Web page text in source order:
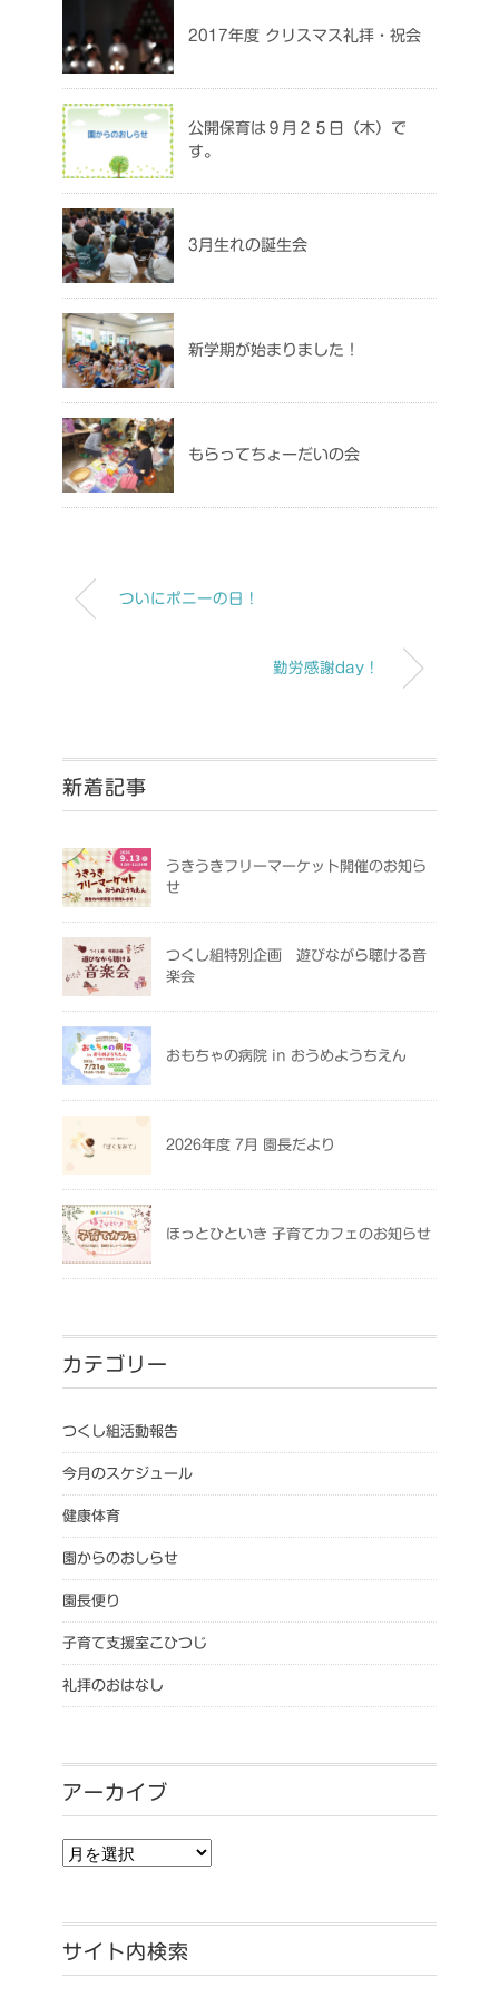
2017年度 クリスマス礼拝・祝会
公開保育は９月２５日（木）で
す。
3月生れの誕生会
新学期が始まりました！
もらってちょーだいの会
ついにポニーの日！
勤労感謝day！
新着記事
うきうきフリーマーケット開催のお知ら
せ
つくし組特別企画 遊びながら聴ける音
楽会
おもちゃの病院 in おうめようちえん
2026年度 7月 園長だより
ほっとひといき 子育てカフェのお知らせ
カテゴリー
つくし組活動報告
今月のスケジュール
健康体育
園からのおしらせ
園長便り
子育て支援室こひつじ
礼拝のおはなし
アーカイブ
アーカイブ
サイト内検索